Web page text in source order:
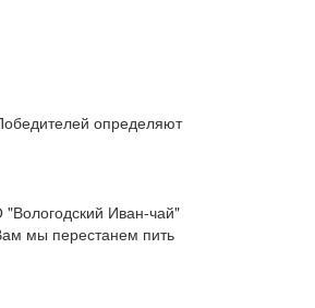
определяют
"Вологодский Иван-чай"
мы перестанем пить